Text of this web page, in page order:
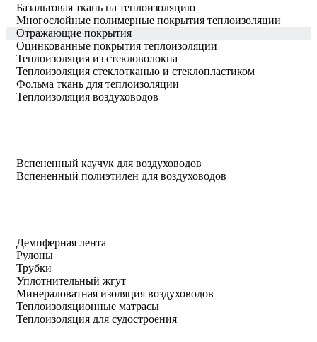
Базальтовая ткань на теплоизоляцию
Многослойные полимерные покрытия теплоизоляции
Отражающие покрытия
Оцинкованные покрытия теплоизоляции
Теплоизоляция из стекловолокна
Теплоизоляция стеклотканью и стеклопластиком
Фольма ткань для теплоизоляции
Теплоизоляция воздуховодов
Вспененный каучук для воздуховодов
Вспененный полиэтилен для воздуховодов
Демпферная лента
Рулоны
Трубки
Уплотнительный жгут
Минераловатная изоляция воздуховодов
Теплоизоляционные матрасы
Теплоизоляция для судостроения